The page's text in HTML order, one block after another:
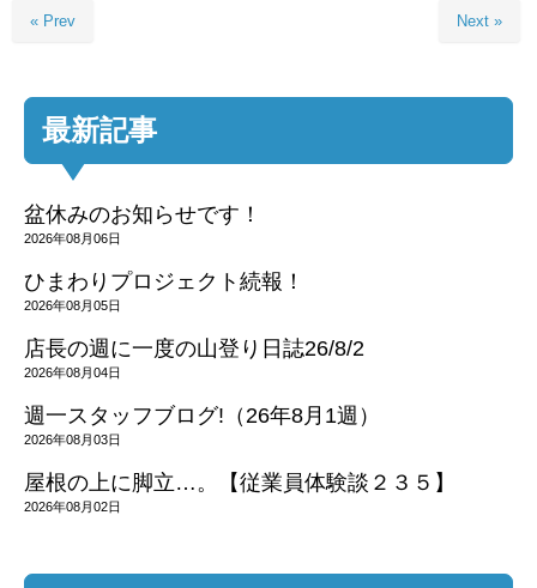
« Prev Next »
最新記事
盆休みのお知らせです！
2026年08月06日
ひまわりプロジェクト続報！
2026年08月05日
店長の週に一度の山登り日誌26/8/2
2026年08月04日
週一スタッフブログ!（26年8月1週）
2026年08月03日
屋根の上に脚立…。【従業員体験談２３５】
2026年08月02日